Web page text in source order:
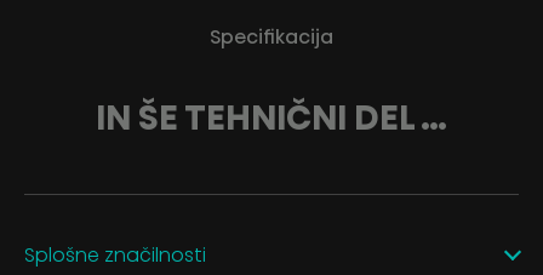
Specifikacija
IN ŠE TEHNIČNI DEL …
Splošne značilnosti